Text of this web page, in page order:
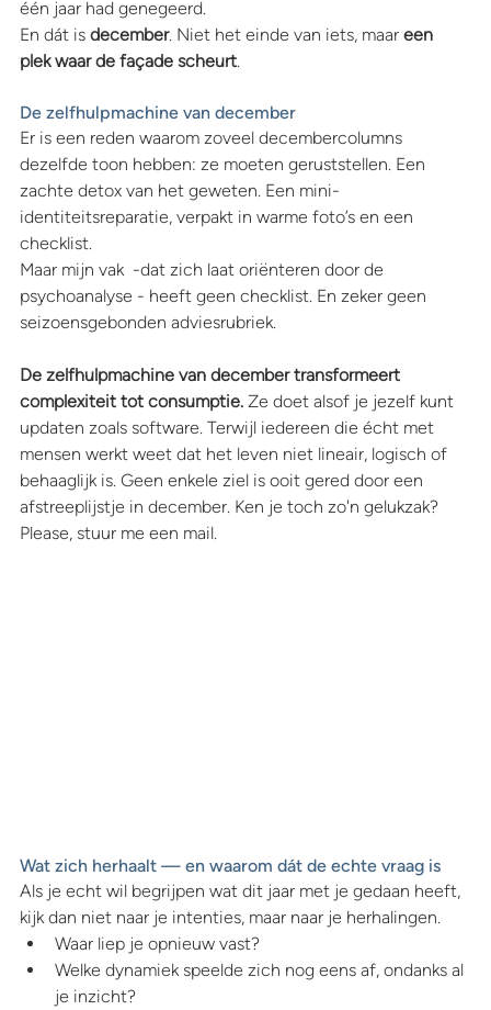
één jaar had genegeerd.
En dát is december. Niet het einde van iets, maar een
plek waar de façade scheurt.
De zelfhulpmachine van december
Er is een reden waarom zoveel decembercolumns
dezelfde toon hebben: ze moeten geruststellen. Een
zachte detox van het geweten. Een mini-
identiteitsreparatie, verpakt in warme foto’s en een
checklist.
Maar mijn vak  -dat zich laat oriënteren door de
psychoanalyse - heeft geen checklist. En zeker geen
seizoensgebonden adviesrubriek.
De zelfhulpmachine van december transformeert
complexiteit tot consumptie. Ze doet alsof je jezelf kunt
updaten zoals software. Terwijl iedereen die écht met
mensen werkt weet dat het leven niet lineair, logisch of
behaaglijk is. Geen enkele ziel is ooit gered door een
afstreeplijstje in december. Ken je toch zo'n gelukzak?
Please, stuur me een mail.
Wat zich herhaalt — en waarom dát de echte vraag is
Als je echt wil begrijpen wat dit jaar met je gedaan heeft,
kijk dan niet naar je intenties, maar naar je herhalingen.
Waar liep je opnieuw vast?
Welke dynamiek speelde zich nog eens af, ondanks al
je inzicht?